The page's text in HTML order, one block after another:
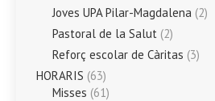
Joves UPA Pilar-Magdalena (2)
Pastoral de la Salut (2)
Reforç escolar de Càritas (3)
HORARIS (63)
Misses (61)